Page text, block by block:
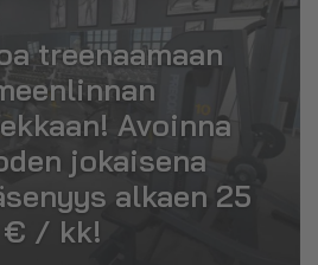
treenaamaan
Avoinna
jokaisena
alkaen 25
€ / kk!